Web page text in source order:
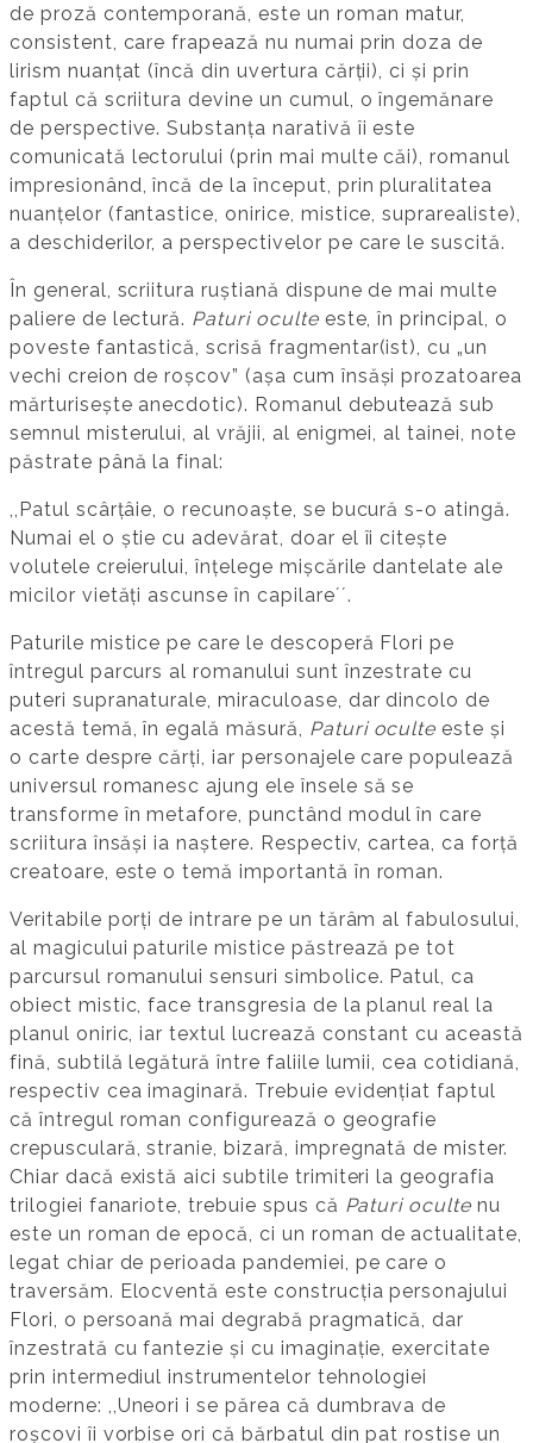
de proză contemporană, este un roman matur,
consistent, care frapează nu numai prin doza de
lirism nuanțat (încă din uvertura cărții), ci și prin
faptul că scriitura devine un cumul, o îngemănare
de perspective. Substanța narativă îi este
comunicată lectorului (prin mai multe căi), romanul
impresionând, încă de la început, prin pluralitatea
nuanțelor (fantastice, onirice, mistice, suprarealiste),
a deschiderilor, a perspectivelor pe care le suscită.
În general, scriitura ruștiană dispune de mai multe
paliere de lectură. Paturi oculteeste, în principal, o
poveste fantastică, scrisă fragmentar(ist), cu „un
vechi creion de roșcov” (așa cum însăși prozatoarea
mărturisește anecdotic). Romanul debutează sub
semnul misterului, al vrăjii, al enigmei, al tainei, note
păstrate până la final:
,,Patul scârțâie, o recunoaște, se bucură s-o atingă.
Numai el o știe cu adevărat, doar el îi citește
volutele creierului, înțelege mișcările dantelate ale
micilor vietăți ascunse în capilareʼʼ.
Paturile mistice pe care le descoperă Flori pe
întregul parcurs al romanului sunt înzestrate cu
puteri supranaturale, miraculoase, dar dincolo de
acestă temă, în egală măsură, Paturi oculte este și
o carte despre cărți, iar personajele care populează
universul romanesc ajung ele însele să se
transforme în metafore, punctând modul în care
scriitura însăși ia naștere. Respectiv, cartea, ca forță
creatoare, este o temă importantă în roman.
Veritabile porți de intrare pe un tărâm al fabulosului,
al magicului paturile mistice păstrează pe tot
parcursul romanului sensuri simbolice. Patul, ca
obiect mistic, face transgresia de la planul real la
planul oniric, iar textul lucrează constant cu această
fină, subtilă legătură între faliile lumii, cea cotidiană,
respectiv cea imaginară. Trebuie evidențiat faptul
că întregul roman configurează o geografie
crepusculară, stranie, bizară, impregnată de mister.
Chiar dacă există aici subtile trimiteri la geografia
trilogiei fanariote, trebuie spus că Paturi oculte nu
este un roman de epocă, ci un roman de actualitate,
legat chiar de perioada pandemiei, pe care o
traversăm. Elocventă este construcția personajului
Flori, o persoană mai degrabă pragmatică, dar
înzestrată cu fantezie și cu imaginație, exercitate
prin intermediul instrumentelor tehnologiei
moderne: ,,Uneori i se părea că dumbrava de
roșcovi îi vorbise ori că bărbatul din pat rostise un